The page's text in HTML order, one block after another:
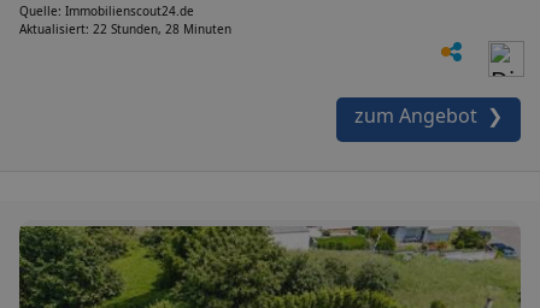
Quelle: Immobilienscout24.de
Aktualisiert: 22 Stunden, 28 Minuten
zum Angebot ❯